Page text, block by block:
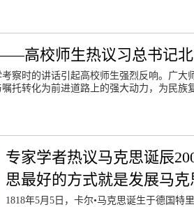
高校师生热议习总书记
察时的讲话引起高校师生强烈反响。广大
托转化为前进道路上的强大动力，为民族
专家学者热议马克思诞辰
思最好的方式就是发展马克
1818年5月5日，卡尔•马克思诞生于德国特